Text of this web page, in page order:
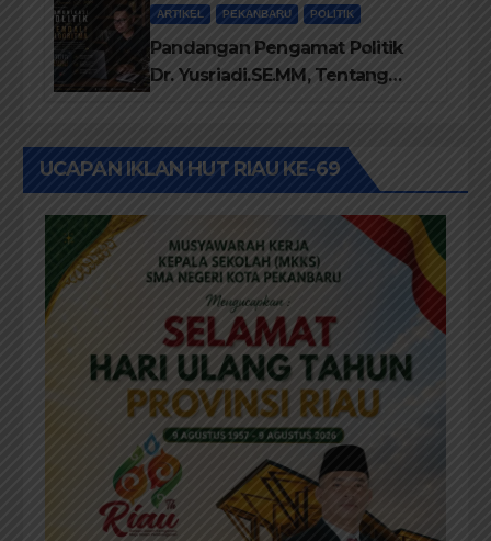
ARTIKEL PEKANBARU POLITIK
Pandangan Pengamat Politik
Dr. Yusriadi.SE.MM, Tentang
UCAPAN IKLAN HUT RIAU KE-69